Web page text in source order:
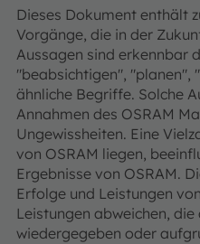
Dieses Dokument enthält
Vorgänge, die in der
Aussagen sind erkennbar
"beabsichtigen", "planen",
ähnliche Begriffe. Solche
Annahmen des OSRAM
Ungewissheiten. Eine
von OSRAM liegen,
Ergebnisse von OSRAM.
Erfolge und Leistungen
Leistungen abweichen,
wiedergegeben oder